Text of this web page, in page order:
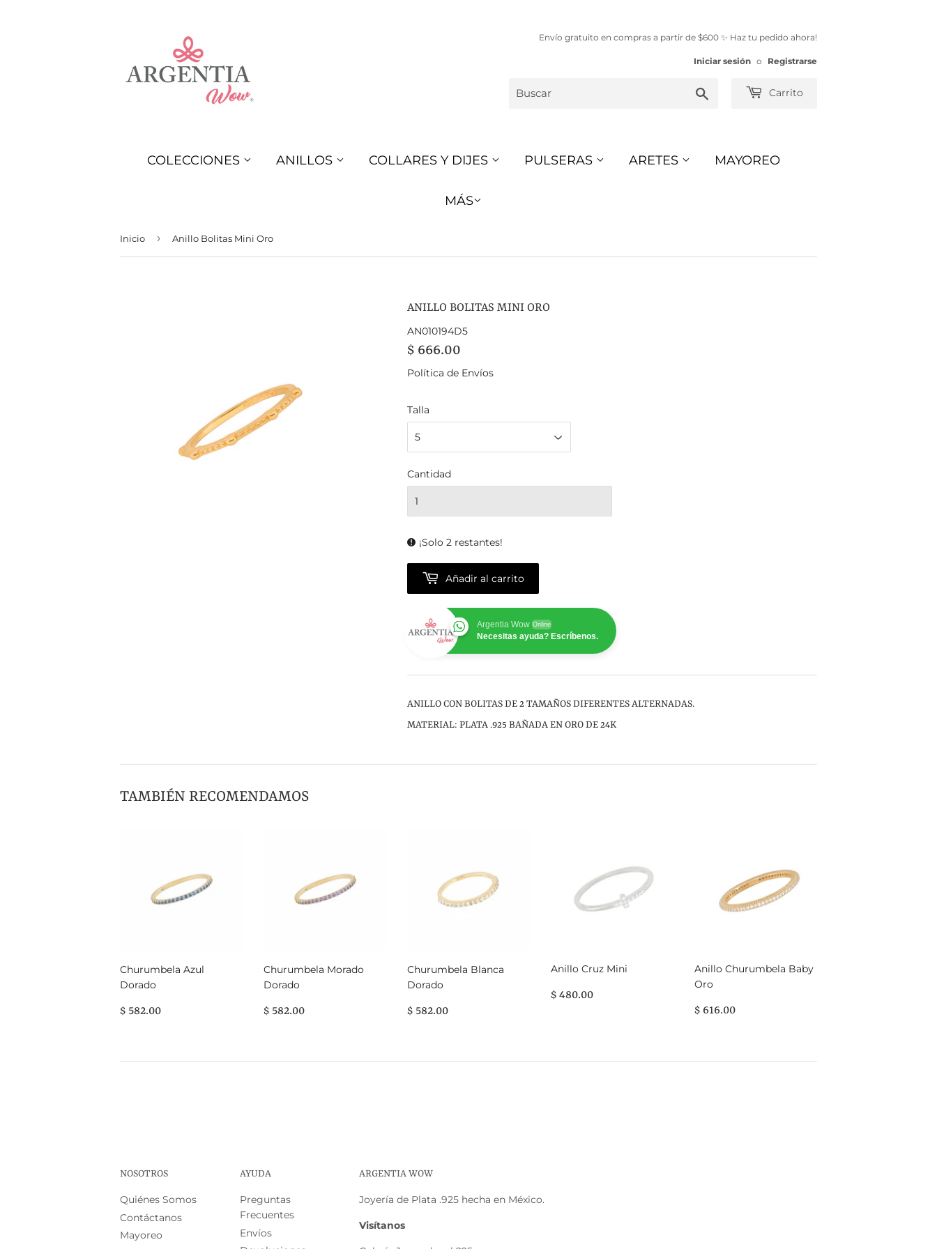
Envío gratuito en compras a partir de $600 ✨ Haz tu pedido ahora!
Iniciar sesión o Registrarse
Carrito
COLECCIONES ANILLOS COLLARES Y DIJES PULSERAS ARETES MAYOREO
MÁS
Inicio › Anillo Bolitas Mini Oro
ANILLO BOLITAS MINI ORO
AN010194D5
$ 666.00
666.00
Política de Envíos
Talla
Cantidad
¡Solo 2 restantes!
Añadir al carrito
Argentia Wow Online
Necesitas ayuda? Escríbenos.
ANILLO CON BOLITAS DE 2 TAMAÑOS DIFERENTES ALTERNADAS.
MATERIAL: PLATA .925 BAÑADA EN ORO DE 24K
TAMBIÉN RECOMENDAMOS
Churumbela Azul
Dorado
PRECIO
$ 582.00
Churumbela Morado
Dorado
PRECIO
$ 582.00
Churumbela Blanca
Dorado
PRECIO
$ 582.00
Anillo Cruz Mini
PRECIO
$ 480.00
Anillo Churumbela Baby
Oro
PRECIO
$ 616.00
NOSOTROS
Quiénes Somos
Contáctanos
Mayoreo
AYUDA
Preguntas
Frecuentes
Envíos
ARGENTIA WOW
Joyería de Plata .925 hecha en México.
Visítanos